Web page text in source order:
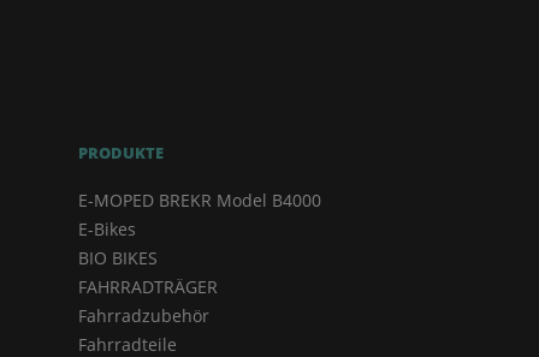
PRODUKTE
E-MOPED BREKR Model B4000
E-Bikes
BIO BIKES
FAHRRADTRÄGER
Fahrradzubehör
Fahrradteile